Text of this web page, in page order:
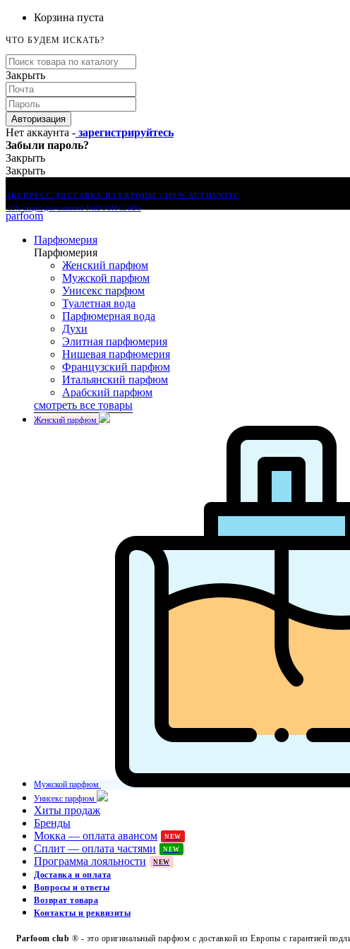
Корзина пуста
ЧТО БУДЕМ ИСКАТЬ?
Закрыть
Авторизация
Нет аккаунта - зарегистрируйтесь
Забыли пароль?
Закрыть
Закрыть
ЭКСПРЕСС-ДОСТАВКА ИЗ ЕВРОПЫ | 100% AUTHENTIC
-15% скидка для клиентов PARFOOM CLUB®
parfoom
Парфюмерия
Парфюмерия
Женский парфюм
Мужской парфюм
Унисекс парфюм
Туалетная вода
Парфюмерная вода
Духи
Элитная парфюмерия
Нишевая парфюмерия
Французский парфюм
Итальянский парфюм
Арабский парфюм
смотреть все товары
Женский парфюм
Мужской парфюм
Унисекс парфюм
Хиты продаж
Бренды
Мокка — оплата авансом
NEW
Сплит — оплата частями NEW
Программа лояльности NEW
Доставка и оплата
Вопросы и ответы
Возврат товара
Контакты и реквизиты
Parfoom club ® - это оригинальный парфюм с доставкой из Европы с гарантией